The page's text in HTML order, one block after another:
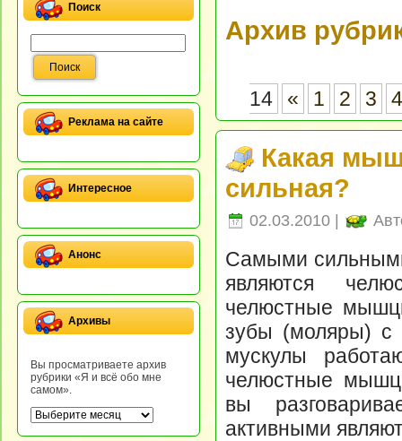
Поиск
Реклама на сайте
Интересное
Анонс
Архивы
Вы просматриваете архив
рубрики «Я и всё обо мне
самом».
Архив
14 « 1 2 3 4
Какая
сильная?
02.03.2010 |
Самыми
являются
челюстные
зубы (моляры) с
мускулы
челюстные
вы
активными